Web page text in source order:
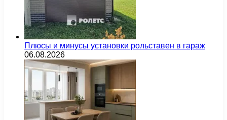
Плюсы и минусы установки рольставен в гараж
06.08.2026